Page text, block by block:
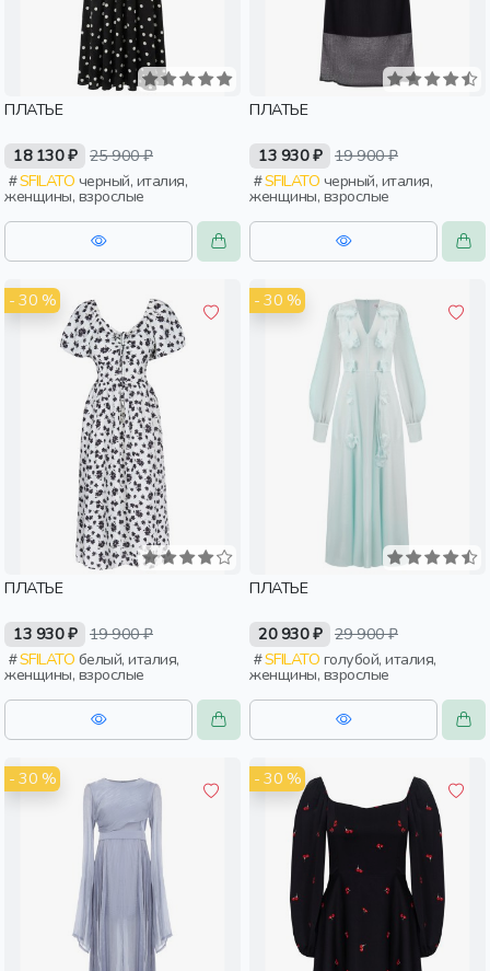
ПЛАТЬЕ
18 130 ₽ 25 900 ₽
SFILATO
женщины, взрослые
ПЛАТЬЕ
13 930 ₽ 19 900 ₽
SFILATO
женщины, взрослые
- 30 %
ПЛАТЬЕ
13 930 ₽ 19 900 ₽
SFILATO
женщины, взрослые
- 30 %
ПЛАТЬЕ
20 930 ₽ 29 900 ₽
SFILATO
женщины, взрослые
- 30 % - 30 %